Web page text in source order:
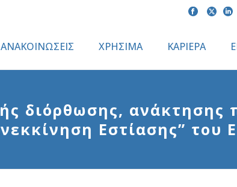
ΑΝΑΚΟΙΝΩΣΕΙΣ ΧΡΗΣΙΜΑ ΚΑΡΙΕΡΑ
διόρθωσης, ανάκτησης
Εστίασης” του